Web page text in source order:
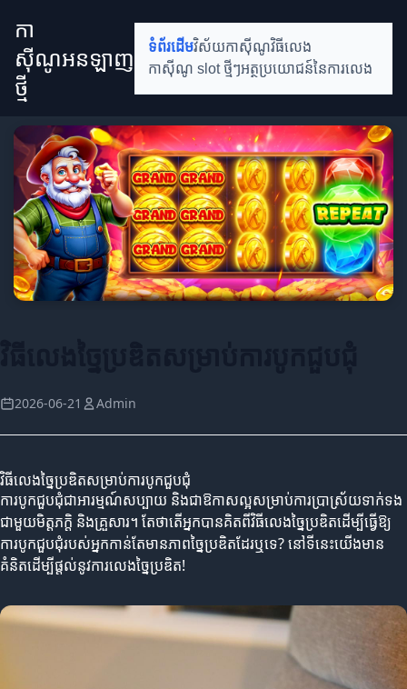
កា
ស៊ីណូអនឡាញ
ថ្មី
ទំព័រដើមវិស័យកាស៊ីណូវិធីលេង
កាស៊ីណូ slot ថ្មីៗអត្ថប្រយោជន៍នៃការលេង
2026-06-21 Admin
វិធីលេងច្នៃប្រឌិតសម្រាប់ការបូកជួបជុំ
ការបូកជួបជុំជាអារម្មណ៍សប្បាយ និងជាឱកាសល្អសម្រាប់ការប្រាស្រ័យទាក់ទង
ជាមួយមិត្តភក្តិ និងគ្រួសារ។ តែថាតើអ្នកបានគិតពីវិធីលេងច្នៃប្រឌិតដើម្បីធ្វើឱ្យ
ការបូកជួបជុំរបស់អ្នកកាន់តែមានភាពច្នៃប្រឌិតដែរឬទេ? នៅទីនេះយើងមាន
គំនិតដើម្បីផ្តល់នូវការលេងច្នៃប្រឌិត!